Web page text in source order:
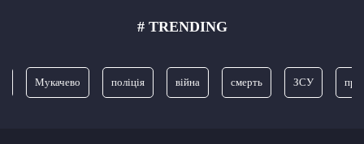
# TRENDING
Мукачево поліція війна смерть ЗСУ